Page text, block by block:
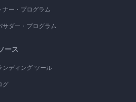
ナー・プログラム
サダー・プログラム
ース
ンディング ツール
グ